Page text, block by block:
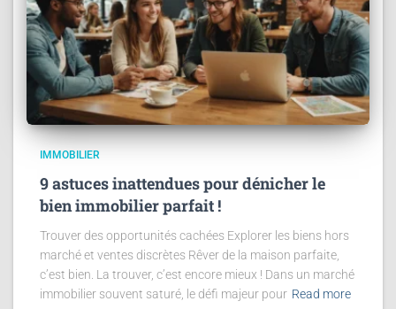
IMMOBILIER
9 astuces inattendues pour dénicher le
bien immobilier parfait !
Trouver des opportunités cachées Explorer les biens hors
marché et ventes discrètes Rêver de la maison parfaite,
c’est bien. La trouver, c’est encore mieux ! Dans un marché
immobilier souvent saturé, le défi majeur pour Read more